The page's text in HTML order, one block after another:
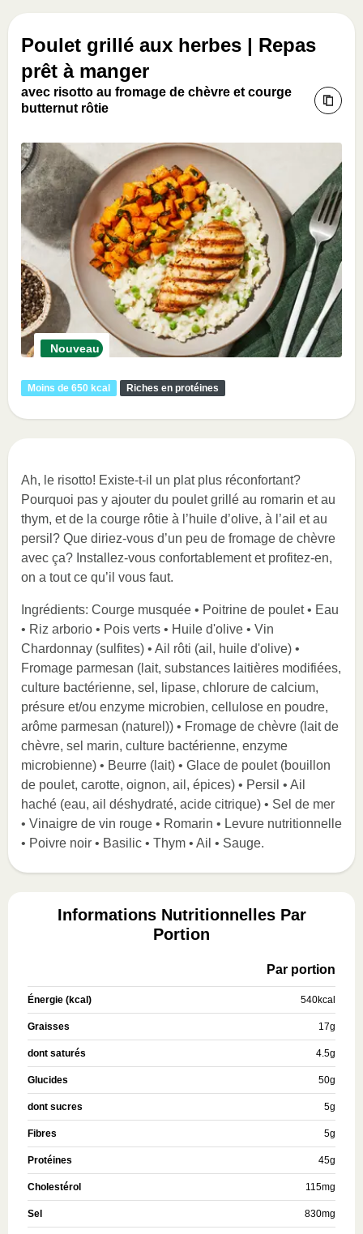
Poulet grillé aux herbes | Repas
prêt à manger
avec risotto au fromage de chèvre et courge
butternut rôtie
Nouveau
Moins de 650 kcal Riches en protéines
Ah, le risotto! Existe-t-il un plat plus réconfortant?
Pourquoi pas y ajouter du poulet grillé au romarin et au
thym, et de la courge rôtie à l’huile d’olive, à l’ail et au
persil? Que diriez-vous d’un peu de fromage de chèvre
avec ça? Installez-vous confortablement et profitez-en,
on a tout ce qu’il vous faut.
Ingrédients: Courge musquée • Poitrine de poulet • Eau
• Riz arborio • Pois verts • Huile d'olive • Vin
Chardonnay (sulfites) • Ail rôti (ail, huile d'olive) •
Fromage parmesan (lait, substances laitières modifiées,
culture bactérienne, sel, lipase, chlorure de calcium,
présure et/ou enzyme microbien, cellulose en poudre,
arôme parmesan (naturel)) • Fromage de chèvre (lait de
chèvre, sel marin, culture bactérienne, enzyme
microbienne) • Beurre (lait) • Glace de poulet (bouillon
de poulet, carotte, oignon, ail, épices) • Persil • Ail
haché (eau, ail déshydraté, acide citrique) • Sel de mer
• Vinaigre de vin rouge • Romarin • Levure nutritionnelle
• Poivre noir • Basilic • Thym • Ail • Sauge.
Informations Nutritionnelles Par
Portion
Par portion
Énergie (kcal) 540kcal
Graisses 17g
dont saturés 4.5g
Glucides 50g
dont sucres 5g
Fibres 5g
Protéines 45g
Cholestérol 115mg
Sel 830mg